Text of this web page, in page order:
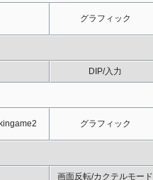
グラフィック
DIP/入力
グラフィック
画面反転/カクテルモード